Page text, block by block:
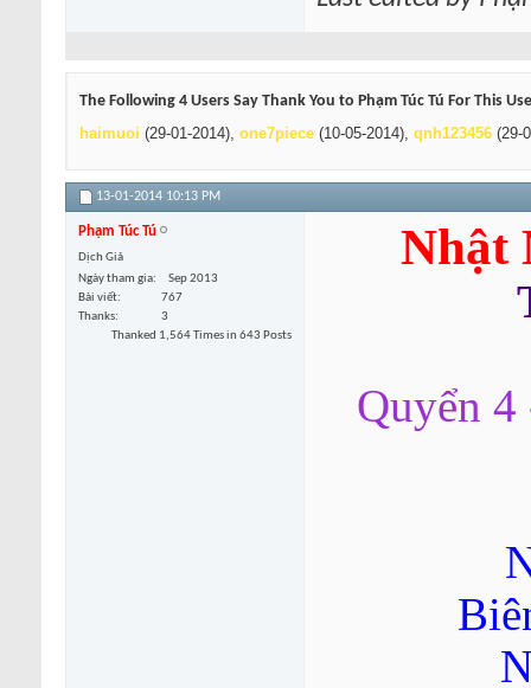
The Following 4 Users Say Thank You to Phạm Túc Tú For This
haimuoi (29-01-2014), one7piece (10-05-2014), qnh123456 (29-
13-01-2014 10:13 PM
Phạm Túc Tú
Dịch Giả
Ngày tham gia
Sep 2013
Bài viết
767
Thanks
3
Thanked 1,564 Times in 643 Posts
Nhật
Quyển